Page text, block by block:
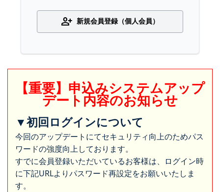
person_add 新規会員登録（個人会員）
【重要】申込みシステムアップ
デート内容のお知らせ
▼初回ログインについて
今回のアップデートにてセキュリティ向上のためパス
ワードの強度向上しております。
すでに会員登録いただいているお客様は、ログイン時
に下記URLよりパスワード再設定をお願いいたしま
す。